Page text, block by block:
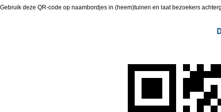
Gebruik deze QR-code op naambordjes in (heem)tuinen en laat bezoekers